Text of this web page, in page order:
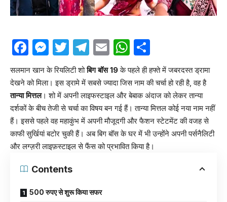
Facebook
Messenger
Twitter
Telegram
EmailWhatsApp
सलमान खान के रियलिटी शोबिग बॉस 19के पहले ही हफ्ते में जबरदस्त ड्रामा
देखने को मिला। इस ड्रामे में सबसे ज्यादा जिस नाम की चर्चा हो रही है, वह है
तान्या मित्तल। शो में अपनी लाइफस्टाइल और बेबाक अंदाज को लेकर तान्या
दर्शकों के बीच तेजी से चर्चा का विषय बन गई हैं। तान्या मित्तल कोई नया नाम नहीं
हैं। इससे पहले वह महाकुंभ में अपनी मौजूदगी और फैशन स्टेटमेंट की वजह से
काफी सुर्खियां बटोर चुकी हैं। अब बिग बॉस के घर में भी उन्होंने अपनी पर्सनैलिटी
और लग्ज़री लाइफ़स्टाइल से फैंस को प्रभावित किया है।
Contents
500 रुपए से शुरू किया सफर